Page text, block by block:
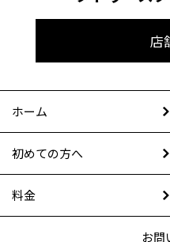
店
ホーム
初めての方へ
料金
お問